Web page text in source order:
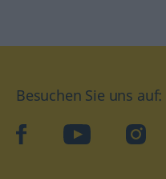
Besuchen Sie uns auf:
facebookYouTube